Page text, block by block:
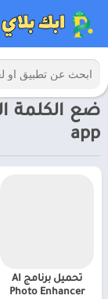
app
تحميل برنامج AI
Photo Enhancer